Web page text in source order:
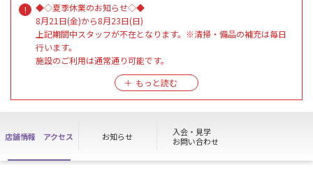
◆◇夏季休業のお知らせ◇◆
8月21日(金)から8月23日(日)
上記期間中スタッフが不在となります。※清掃・備品の補充は毎日
行います。
施設のご利用は通常通り可能です。
ご見学・ご入会等のお手続きは出来ませんので予めご了承下さい。
店舗情報 アクセス お知らせ
入会・見学
お問い合わせ